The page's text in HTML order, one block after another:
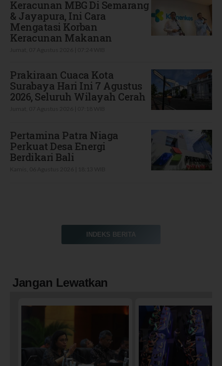
Keracunan MBG Di Semarang
& Jayapura, Ini Cara
Mengatasi Korban
Keracunan Makanan
Prakiraan Cuaca Kota
Surabaya Hari Ini 7 Agustus
2026, Seluruh Wilayah Cerah
Pertamina Patra Niaga
Perkuat Desa Energi
Berdikari Bali
INDEKS BERITA
Jangan Lewatkan